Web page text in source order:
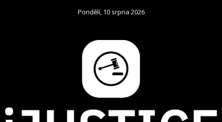
Pondělí, 10 srpna 2026